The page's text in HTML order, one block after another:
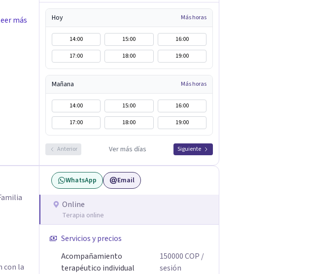
en tres
más Hoy Más horas
14:00 15:00
16:00
17:00
18:00 19:00
Mañana Más horas
14:00 15:00
16:00
17:00
18:00 19:00
Anterior Ver más días Siguiente
con la
WhatsApp Email
Online
Terapia online
Servicios y precios
Acompañamiento
terapéutico individual
150000 COP /
sesión